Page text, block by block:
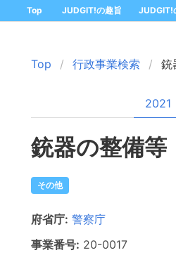
Top JUDGIT!の趣旨 JUDGIT!
Top 行政事業検索 銃
2021
銃器の整備等
その他
府省庁: 警察庁
事業番号: 20-0017